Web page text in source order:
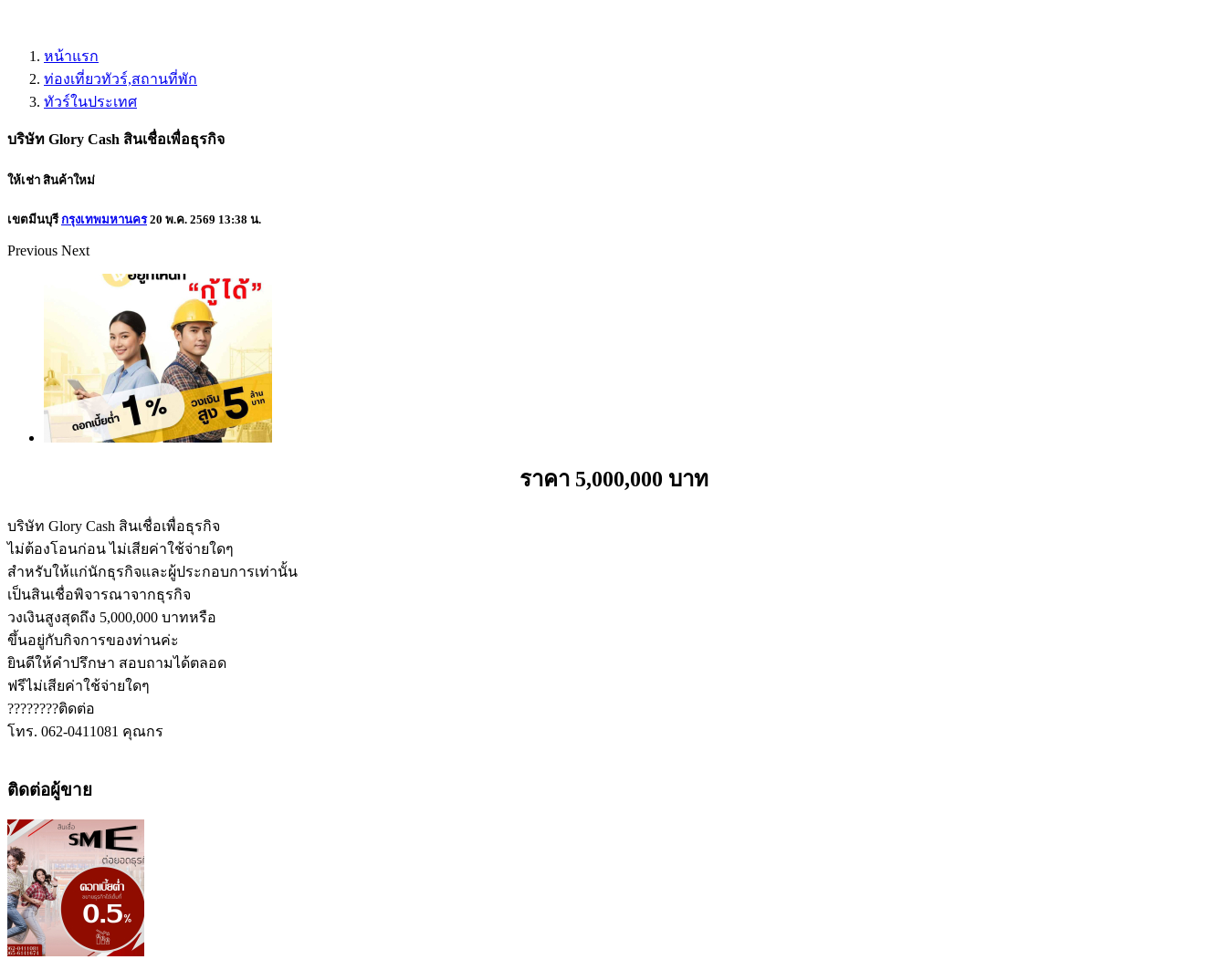
หน้าแรก
ท่องเที่ยวทัวร์,สถานที่พัก
ทัวร์ในประเทศ
บริษัท Glory Cash สินเชื่อเพื่อธุรกิจ
ให้เช่า สินค้าใหม่
เขตมีนบุรีกรุงเทพมหานคร 20 พ.ค. 2569 13:38 น.
Previous Next
ราคา 5,000,000 บาท
บริษัท Glory Cash สินเชื่อเพื่อธุรกิจ
ไม่ต้องโอนก่อน ไม่เสียค่าใช้จ่ายใดๆ
สำหรับให้แก่นักธุรกิจและผู้ประกอบการเท่านั้น
เป็นสินเชื่อพิจารณาจากธุรกิจ
วงเงินสูงสุดถึง 5,000,000 บาทหรือ
ขึ้นอยู่กับกิจการของท่านค่ะ
ยินดีให้คำปรึกษา สอบถามได้ตลอด
ฟรีไม่เสียค่าใช้จ่ายใดๆ
????????ติดต่อ
โทร. 062-0411081 คุณกร
ติดต่อผู้ขาย